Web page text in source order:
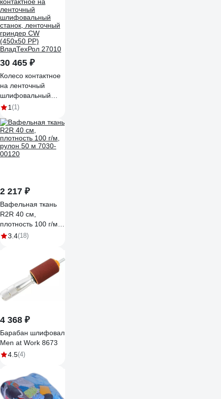
30 465 ₽
Колесо контактное
на ленточный
шлифовальный
станок, ленточный
(450x50 PP)
ВладТехРол 27010
1 (1)
2 217 ₽
Вафельная ткань
R2R 40 см,
плотность 100 г/м,
рулон 50 м 7030-
3.4(18)
4 368 ₽
Барабан шлифовальный с алюминиевой ручкой
Men at Work 8673
4.5(4)